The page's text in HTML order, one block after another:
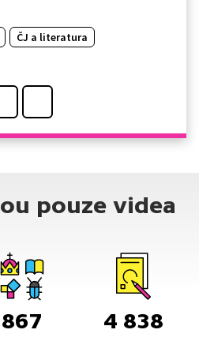
ČJ a literatura
pouze videa
867 4 838